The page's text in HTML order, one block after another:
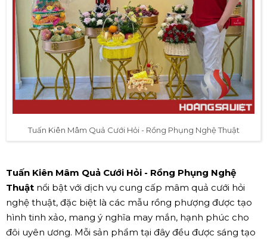
Tuấn Kiên Mâm Quả Cưới Hỏi - Rồng Phụng Nghệ Thuật
Tuấn Kiên Mâm Quả Cưới Hỏi - Rồng Phụng Nghệ
Thuật nổi bật với dịch vụ cung cấp mâm quả cưới hỏi
nghệ thuật, đặc biệt là các mẫu rồng phượng được tạo
hình tinh xảo, mang ý nghĩa may mắn, hạnh phúc cho
đôi uyên ương. Mỗi sản phẩm tại đây đều được sáng tạo